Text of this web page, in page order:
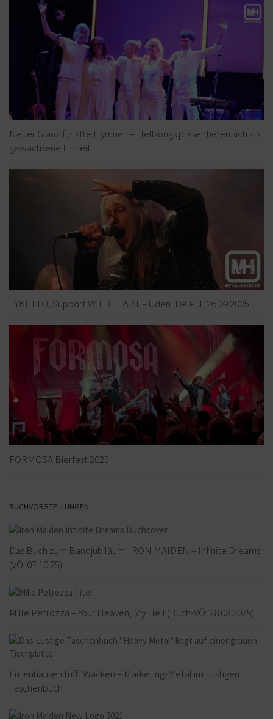
Neuer Glanz für alte Hymnen – Hellsongs präsentieren sich als
gewachsene Einheit
TYKETTO, Support WILDHEART – Uden, De Pul, 26.09.2025
FORMOSA Bierfest 2025
BUCHVORSTELLUNGEN
Das Buch zum Bandjubiläum: IRON MAIDEN – Infinite Dreams
(VÖ: 07.10.25)
Mille Petrozza – Your Heaven, My Hell (Buch-VÖ: 28.08.2025)
Entenhausen trifft Wacken – Marketing-Metal im Lustigen
Taschenbuch